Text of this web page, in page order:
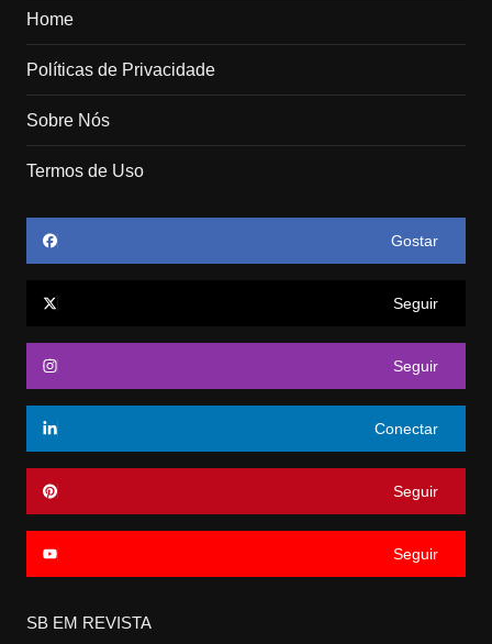
Home
Políticas de Privacidade
Sobre Nós
Termos de Uso
Gostar
Seguir
Seguir
Conectar
Seguir
Seguir
SB EM REVISTA